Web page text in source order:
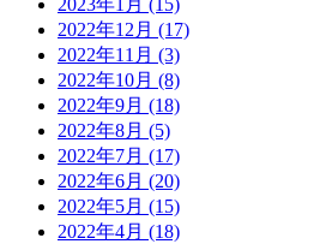
2023年1月 (15)
2022年12月 (17)
2022年11月 (3)
2022年10月 (8)
2022年9月 (18)
2022年8月 (5)
2022年7月 (17)
2022年6月 (20)
2022年5月 (15)
2022年4月 (18)